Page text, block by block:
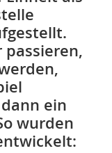
passieren,
ein
wurden